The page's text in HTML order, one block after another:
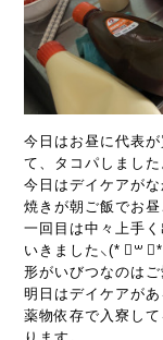
今日はお昼に代表
て、タコパしました
今日はデイケアが
焼きが朝ご飯でお
一回目は中々上手
いきました⸜(* ॑꒳
形がいびつなのは
明日はデイケアが
薬物依存で入寮し